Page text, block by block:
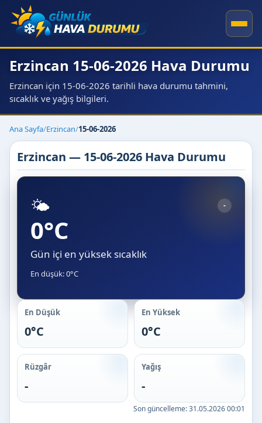
Erzincan 15-06-2026 Hava Durumu
Erzincan için 15-06-2026 tarihli hava durumu tahmini,
sıcaklık ve yağış bilgileri.
Ana Sayfa/Erzincan/15-06-2026
Erzincan — 15-06-2026 Hava Durumu
🌤️ -
0°C
Gün içi en yüksek sıcaklık
En düşük: 0°C
En Düşük
0°C
En Yüksek
0°C
Rüzgâr
-
Yağış
-
Son güncelleme:31.05.2026 00:01